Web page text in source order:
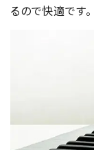
るので快適です。